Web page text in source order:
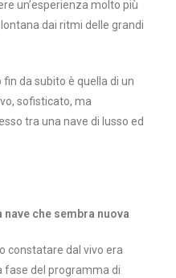
un’esperienza molto più
dai ritmi delle grandi
fin da subito è quella di un
sofisticato, ma
tra una nave di lusso ed
nave che sembra nuova
constatare dal vivo era
fase del programma di